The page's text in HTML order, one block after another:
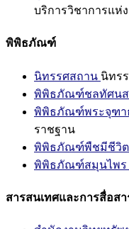
บริการวิชาการแห่
พิพิธภัณฑ์
นิทรรศสถาน นิทร
พิพิธภัณฑ์ชลทัศน
พิพิธภัณฑ์พระจุฑา
ราชฐาน
พิพิธภัณฑ์พืชมีชีวิต
พิพิธภัณฑ์สมุนไพร
สารสนเทศและการสื่อสา